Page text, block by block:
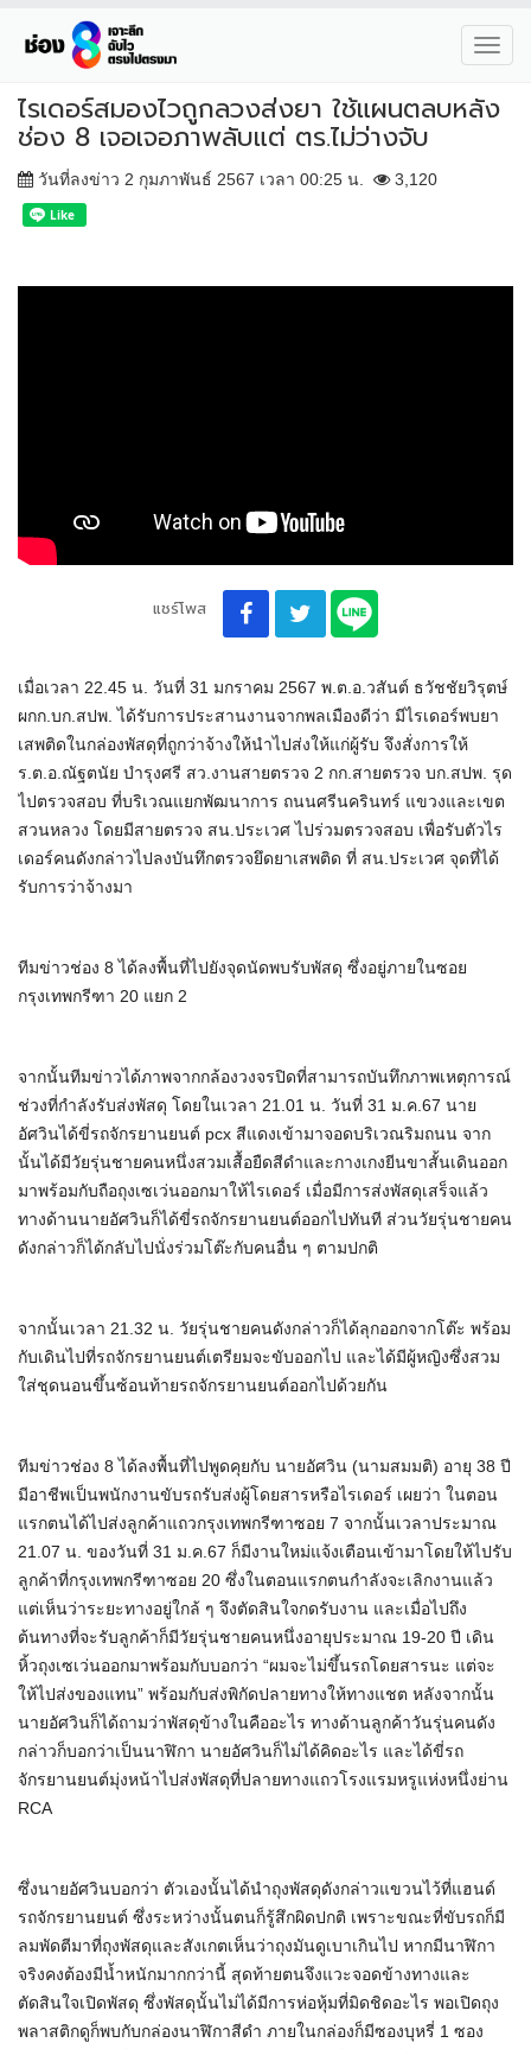
ไรเดอร์สมองไวถูกลวงส่งยา ใช้แผนตลบหลัง
ช่อง 8 เจอเจอภาพลับแต่ ตร.ไม่ว่างจับ
วันที่ลงข่าว 2 กุมภาพันธ์ 2567 เวลา 00:25 น. 3,120
แชร์โพส
เมื่อเวลา 22.45 น. วันที่ 31 มกราคม 2567 พ.ต.อ.วสันต์ ธวัชชัยวิรุตษ์
ผกก.บก.สปพ. ได้รับการประสานงานจากพลเมืองดีว่า มีไรเดอร์พบยา
เสพติดในกล่องพัสดุที่ถูกว่าจ้างให้นำไปส่งให้แก่ผู้รับ จึงสั่งการให้
ร.ต.อ.ณัฐตนัย บำรุงศรี สว.งานสายตรวจ 2 กก.สายตรวจ บก.สปพ. รุด
ไปตรวจสอบ ที่บริเวณแยกพัฒนาการ ถนนศรีนครินทร์ แขวงและเขต
สวนหลวง โดยมีสายตรวจ สน.ประเวศ ไปร่วมตรวจสอบ เพื่อรับตัวไร
เดอร์คนดังกล่าวไปลงบันทึกตรวจยึดยาเสพติด ที่ สน.ประเวศ จุดที่ได้
รับการว่าจ้างมา
ทีมข่าวช่อง 8 ได้ลงพื้นที่ไปยังจุดนัดพบรับพัสดุ ซึ่งอยู่ภายในซอย
กรุงเทพกรีฑา 20 แยก 2
จากนั้นทีมข่าวได้ภาพจากกล้องวงจรปิดที่สามารถบันทึกภาพเหตุการณ์
ช่วงที่กำลังรับส่งพัสดุ โดยในเวลา 21.01 น. วันที่ 31 ม.ค.67 นาย
อัศวินได้ขี่รถจักรยานยนต์ pcx สีแดงเข้ามาจอดบริเวณริมถนน จาก
นั้นได้มีวัยรุ่นชายคนหนึ่งสวมเสื้อยืดสีดำและกางเกงยีนขาสั้นเดินออก
มาพร้อมกับถือถุงเซเว่นออกมาให้ไรเดอร์ เมื่อมีการส่งพัสดุเสร็จแล้ว
ทางด้านนายอัศวินก็ได้ขี่รถจักรยานยนต์ออกไปทันที ส่วนวัยรุ่นชายคน
ดังกล่าวก็ได้กลับไปนั่งร่วมโต๊ะกับคนอื่น ๆ ตามปกติ
จากนั้นเวลา 21.32 น. วัยรุ่นชายคนดังกล่าวก็ได้ลุกออกจากโต๊ะ พร้อม
กับเดินไปที่รถจักรยานยนต์เตรียมจะขับออกไป และได้มีผู้หญิงซึ่งสวม
ใส่ชุดนอนขึ้นซ้อนท้ายรถจักรยานยนต์ออกไปด้วยกัน
ทีมข่าวช่อง 8 ได้ลงพื้นที่ไปพูดคุยกับ นายอัศวิน (นามสมมติ) อายุ 38 ปี
มีอาชีพเป็นพนักงานขับรถรับส่งผู้โดยสารหรือไรเดอร์ เผยว่า ในตอน
แรกตนได้ไปส่งลูกค้าแถวกรุงเทพกรีฑาซอย 7 จากนั้นเวลาประมาณ
21.07 น. ของวันที่ 31 ม.ค.67 ก็มีงานใหม่แจ้งเตือนเข้ามาโดยให้ไปรับ
ลูกค้าที่กรุงเทพกรีฑาซอย 20 ซึ่งในตอนแรกตนกำลังจะเลิกงานแล้ว
แต่เห็นว่าระยะทางอยู่ใกล้ ๆ จึงตัดสินใจกดรับงาน และเมื่อไปถึง
ต้นทางที่จะรับลูกค้าก็มีวัยรุ่นชายคนหนึ่งอายุประมาณ 19-20 ปี เดิน
หิ้วถุงเซเว่นออกมาพร้อมกับบอกว่า “ผมจะไม่ขึ้นรถโดยสารนะ แต่จะ
ให้ไปส่งของแทน” พร้อมกับส่งพิกัดปลายทางให้ทางแชต หลังจากนั้น
นายอัศวินก็ได้ถามว่าพัสดุข้างในคืออะไร ทางด้านลูกค้าวันรุ่นคนดัง
กล่าวก็บอกว่าเป็นนาฬิกา นายอัศวินก็ไม่ได้คิดอะไร และได้ขี่รถ
จักรยานยนต์มุ่งหน้าไปส่งพัสดุที่ปลายทางแถวโรงแรมหรูแห่งหนึ่งย่าน
RCA
ซึ่งนายอัศวินบอกว่า ตัวเองนั้นได้นำถุงพัสดุดังกล่าวแขวนไว้ที่แฮนด์
รถจักรยานยนต์ ซึ่งระหว่างนั้นตนก็รู้สึกผิดปกติ เพราะขณะที่ขับรถก็มี
ลมพัดตีมาที่ถุงพัสดุและสังเกตเห็นว่าถุงมันดูเบาเกินไป หากมีนาฬิกา
จริงคงต้องมีน้ำหนักมากกว่านี้ สุดท้ายตนจึงแวะจอดข้างทางและ
ตัดสินใจเปิดพัสดุ ซึ่งพัสดุนั้นไม่ได้มีการห่อหุ้มที่มิดชิดอะไร พอเปิดถุง
พลาสติกดูก็พบกับกล่องนาฬิกาสีดำ ภายในกล่องก็มีซองบุหรี่ 1 ซอง